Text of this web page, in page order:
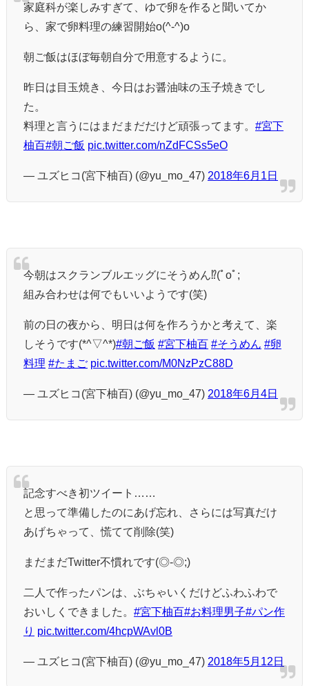
家庭科が楽しみすぎて、ゆで卵を作ると聞いてか
ら、家で卵料理の練習開始o(^-^)o
朝ご飯はほぼ毎朝自分で用意するように。
昨日は目玉焼き、今日はお醤油味の玉子焼きでし
た。
料理と言うにはまだまだだけど頑張ってます。 #宮下
柚百#朝ご飯 pic.twitter.com/nZdFCSs5eO
— ユズヒコ(宮下柚百) (@yu_mo_47) 2018年6月1日
今朝はスクランブルエッグにそうめん⁉(ﾟoﾟ;
組み合わせは何でもいいようです(笑)
前の日の夜から、明日は何を作ろうかと考えて、楽
しそうです(*^▽^*)#朝ご飯 #宮下柚百 #そうめん
#卵
料理 #たまご pic.twitter.com/M0NzPzC88D
— ユズヒコ(宮下柚百) (@yu_mo_47) 2018年6月4日
記念すべき初ツイート……
と思って準備したのにあげ忘れ、さらには写真だけ
あげちゃって、慌てて削除(笑)
まだまだTwitter不慣れです(◎-◎;)
二人で作ったパンは、ぶちゃいくだけどふわふわで
おいしくできました。 #宮下柚百#お料理男子#パン作
り pic.twitter.com/4hcpWAvl0B
— ユズヒコ(宮下柚百) (@yu_mo_47) 2018年5月12日